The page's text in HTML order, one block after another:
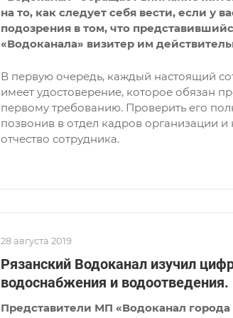
на то, как следует себя вести, если у
подозрения в том, что
«Водоканала» визитер им
В первую очередь, каждый настоящий
имеет удостоверение, которое обязан
первому требованию. Проверить его
позвонив в отдел кадров организации
отчество сотрудника.
28 августа 2019
Рязанский Водоканал изучил
водоснабжения и водоотведения.
Представители МП «Водоканал города